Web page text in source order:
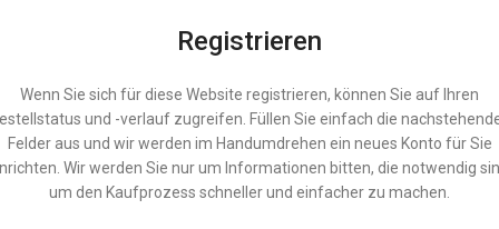
Registrieren
Wenn Sie sich für diese Website registrieren, können Sie auf Ihren
und -verlauf zugreifen. Füllen Sie einfach die
Felder aus und wir werden im Handumdrehen ein neues Konto für Sie
Wir werden Sie nur um Informationen bitten, die notwendig
um den Kaufprozess schneller und einfacher zu machen.